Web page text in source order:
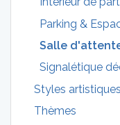
Parking &
Salle
Signalétique
Styles artistiques
Thèmes